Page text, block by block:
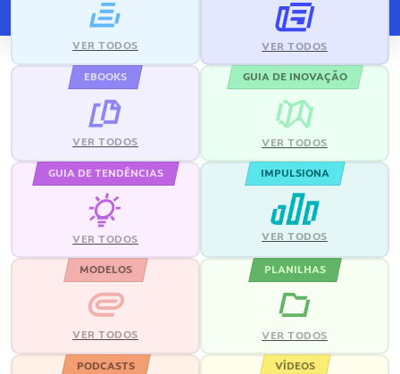
VER TODOS VER TODOS
EBOOKS
VER TODOS
GUIA DE INOVAÇÃO
VER TODOS
GUIA DE TENDÊNCIAS
VER TODOS
IMPULSIONA
VER TODOS
MODELOS
VER TODOS
PLANILHAS
VER TODOS
PODCASTS VÍDEOS